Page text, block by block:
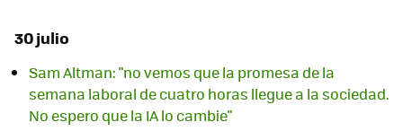
30 julio
Sam Altman: "no vemos que la promesa de la
semana laboral de cuatro horas llegue a la sociedad.
No espero que la IA lo cambie"